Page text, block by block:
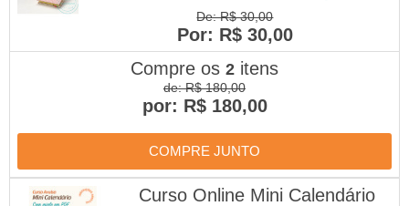
De: R$ 30,00
Por: R$ 30,00
Compre os 2 itens
de: R$ 180,00
por: R$ 180,00
COMPRE JUNTO
Curso Online Mini Calendário